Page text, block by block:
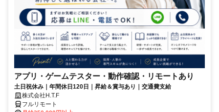
アプリ・ゲームテスター・動作確認・リモートあり
土日祝休み｜年間休日120日｜昇給＆賞与あり｜交通費支給
株式会社H.T.F
フルリモート